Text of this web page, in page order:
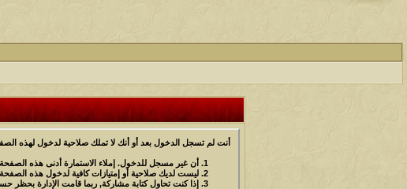
أنت لم تسجل الدخول بعد أو أنك لا تملك صلاحية لدخول لهذه
أن غير مسجل للدخول. إملاء الاستمارة أدنى هذه
ليست لديك صلاحية أو إمتيازات كافية لدخول هذه
إذا كنت تحاول كتابة مشاركة, ربما قامت الإدارة بحظر